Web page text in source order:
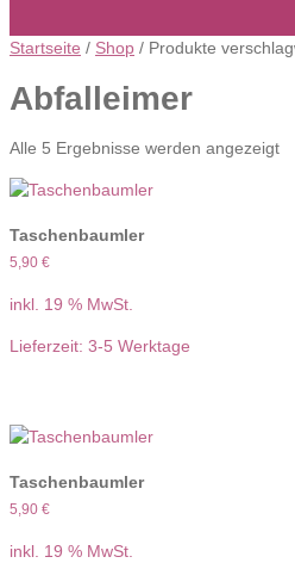
Startseite / Shop / Produkte
Abfalleimer
Alle 5 Ergebnisse werden angezeigt
Taschenbaumler
5,90 €
inkl. 19 % MwSt.
Lieferzeit: 3-5 Werktage
Taschenbaumler
5,90 €
inkl. 19 % MwSt.